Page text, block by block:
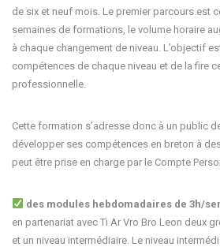
de six et neuf mois. Le premier parcours est
semaines de formations, le volume horaire
à chaque changement de niveau. L’objectif
compétences de chaque niveau et de la fire
professionnelle.
Cette formation s’adresse donc à un public
développer ses compétences en breton à
peut être prise en charge par le Compte
des modules hebdomadaires de 3h/
en partenariat avec Ti Ar Vro Bro Leon deux
et un niveau intermédiaire. Le niveau